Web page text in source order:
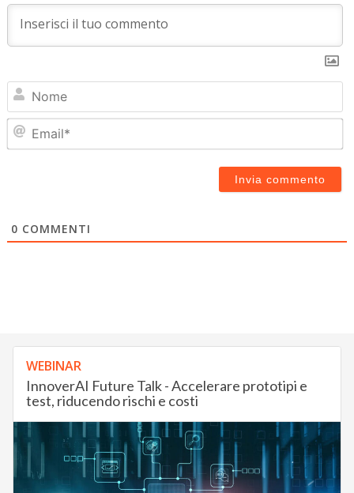
0 COMMENTI
WEBINAR
InnoverAI Future Talk - Accelerare prototipi e
test, riducendo rischi e costi